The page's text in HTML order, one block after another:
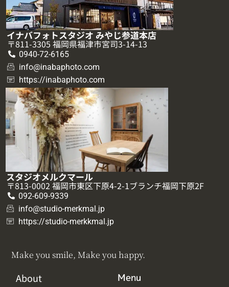
イナバフォトスタジオ みやじ参道本店
〒811-3305 福岡県福津市宮司3-14-13
0940-72-6165
info@inabaphoto.com
https://inabaphoto.com
スタジオメルクマール
〒813-0002 福岡市東区下原4-2-1ブランチ福岡下原2F
092-609-9339
info@studio-merkmal.jp
https://studio-merkkmal.jp
Make you smile, Make you happy.
About Menu